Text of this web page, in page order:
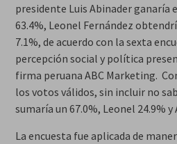
presidente Luis Abinader ganaría
63.4%, Leonel Fernández
7.1%, de acuerdo con la sexta
percepción social y política
firma peruana ABC Marketing.
los votos válidos, sin incluir no
sumaría un 67.0%, Leonel 24.9% y
La encuesta fue aplicada de